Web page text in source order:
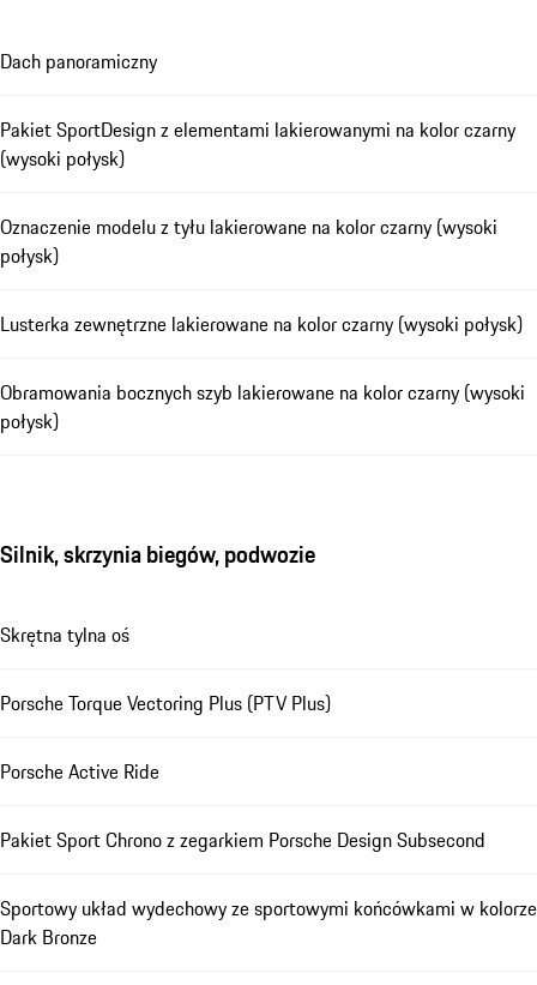
Dach panoramiczny
Pakiet SportDesign z elementami lakierowanymi na kolor czarny
(wysoki połysk)
Oznaczenie modelu z tyłu lakierowane na kolor czarny (wysoki
połysk)
Lusterka zewnętrzne lakierowane na kolor czarny (wysoki połysk)
Obramowania bocznych szyb lakierowane na kolor czarny (wysoki
połysk)
Silnik, skrzynia biegów, podwozie
Skrętna tylna oś
Porsche Torque Vectoring Plus (PTV Plus)
Porsche Active Ride
Pakiet Sport Chrono z zegarkiem Porsche Design Subsecond
Sportowy układ wydechowy ze sportowymi końcówkami w kolorze
Dark Bronze